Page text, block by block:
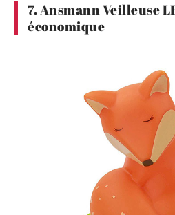
7. Ansmann Veilleuse
économique